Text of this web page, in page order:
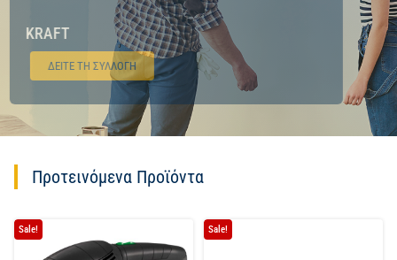
KRAFT
ΔΕΙΤΕ ΤΗ ΣΥΛΛΟΓΗ
Προτεινόμενα Προϊόντα
Sale! Sale!